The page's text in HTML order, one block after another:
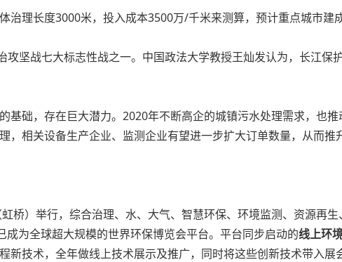
理长度3000米，投入成本3500万/千米来测算，预计重点城市建
坚战七大标志性战之一。中国政法大学教授王灿发认为，长江保
础，存在巨大潜力。2020年不断高企的城镇污水处理需求，也
相关设备生产企业、监测企业有望进一步扩大订单数量，从而推
桥）举行，综合治理、水、大气、智慧环保、环境监测、资源再生
成为全球超大规模的世界环保博览会平台。平台同步启动的线上环
新技术，全年做线上技术展示及推广，同时将这些创新技术带入展